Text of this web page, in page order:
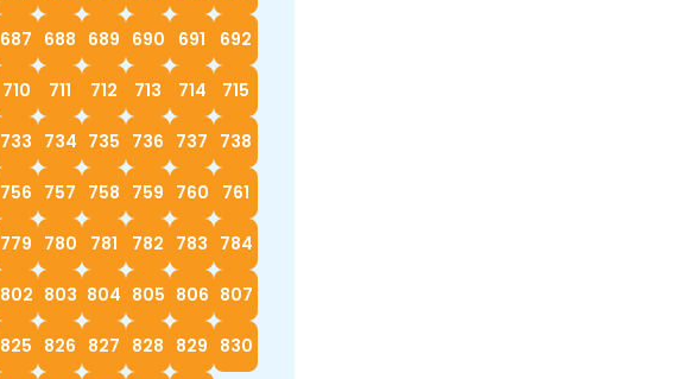
687 688 689 690 691 692
710 711 712 713 714 715
733 734 735 736 737 738
756 757 758 759 760 761
779 780 781 782 783 784
802 803 804 805 806 807
825 826 827 828 829 830